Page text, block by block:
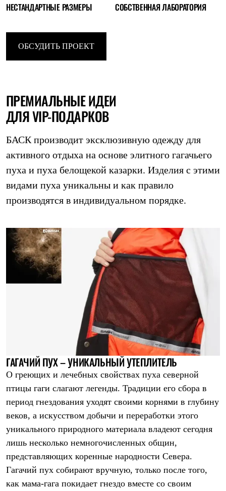
Где купить
НЕСТАНДАРТНЫЕ РАЗМЕРЫ СОБСТВЕННАЯ ЛАБОРАТОРИЯ
ОБСУДИТЬ ПРОЕКТ
ПРЕМИАЛЬНЫЕ ИДЕИ
ДЛЯ VIP-ПОДАРКОВ
БАСК производит эксклюзивную одежду для
активного отдыха на основе элитного гагачьего
пуха и пуха белощекой казарки. Изделия с этими
видами пуха уникальны и как правило
производятся в индивидуальном порядке.
ГАГАЧИЙ ПУХ – УНИКАЛЬНЫЙ УТЕПЛИТЕЛЬ
О греющих и лечебных свойствах пуха северной
птицы гаги слагают легенды. Традиции его сбора в
период гнездования уходят своими корнями в глубину
веков, а искусством добычи и переработки этого
уникального природного материала владеют сегодня
лишь несколько немногочисленных общин,
представляющих коренные народности Севера.
Гагачий пух собирают вручную, только после того,
как мама-гага покидает гнездо вместе со своим